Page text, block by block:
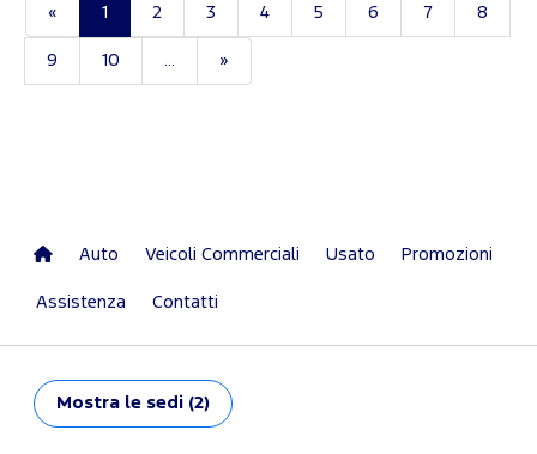
« 1 2 3 4 5 6 7 8
9 10 »
Auto Veicoli Commerciali Usato Promozioni
Assistenza Contatti
Mostra le sedi (2)